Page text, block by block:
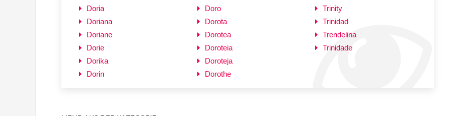
Doria
Doriana
Doriane
Dorie
Dorika
Dorin
Doro
Dorota
Dorotea
Doroteia
Doroteja
Dorothe
Trinity
Trinidad
Trendelina
Trinidade